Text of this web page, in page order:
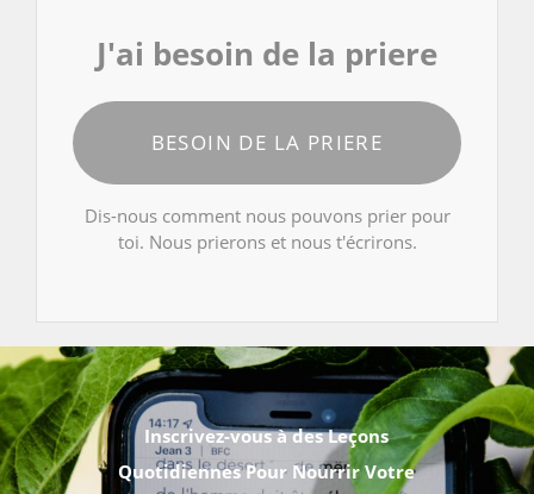
J'ai besoin de la priere
BESOIN DE LA PRIERE
Dis-nous comment nous pouvons prier pour
toi. Nous prierons et nous t'écrirons.
Inscrivez-vous à des Leçons
Quotidiennes Pour Nourrir Votre